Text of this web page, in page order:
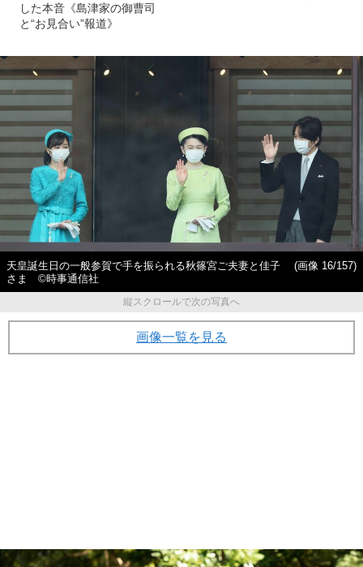
した本音《島津家の御曹司
と“お見合い”報道》
天皇誕生日の一般参賀で手を振られる秋篠宮ご夫妻と佳子
さま ©時事通信社
(画像 16/157)
縦スクロールで次の写真へ
画像一覧を見る